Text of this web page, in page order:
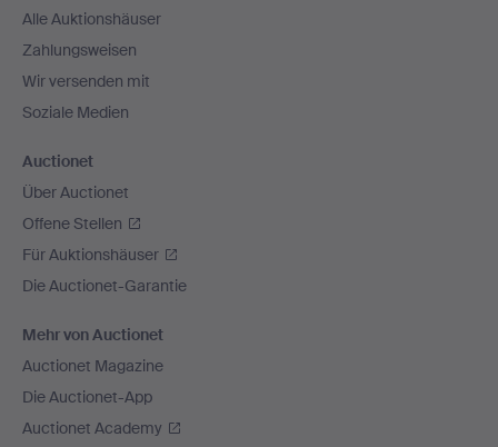
Alle Auktionshäuser
Zahlungsweisen
Wir versenden mit
Soziale Medien
Auctionet
Über Auctionet
Offene Stellen
Für Auktionshäuser
Die Auctionet-Garantie
Mehr von Auctionet
Auctionet Magazine
Die Auctionet-App
Auctionet Academy